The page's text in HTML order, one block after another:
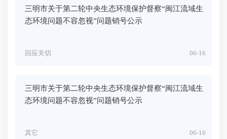
三明市关于第二轮中央生态环境保护督察“闽江流域生
态环境问题不容忽视”问题销号公示
06-16
回应关切
三明市关于第二轮中央生态环境保护督察“闽江流域生
态环境问题不容忽视”问题销号公示
06-16
其它